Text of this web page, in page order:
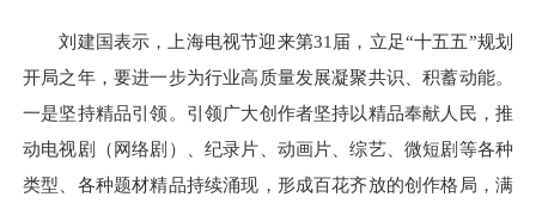
刘建国表示，上海电视节迎来第31届，立足“十五五”规划
开局之年，要进一步为行业高质量发展凝聚共识、积蓄动能。
一是坚持精品引领。引领广大创作者坚持以精品奉献人民，推
动电视剧（网络剧）、纪录片、动画片、综艺、微短剧等各种
类型、各种题材精品持续涌现，形成百花齐放的创作格局，满